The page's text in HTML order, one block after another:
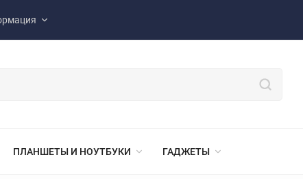
ПЛАНШЕТЫ И НОУТБУКИ ГАДЖЕТЫ